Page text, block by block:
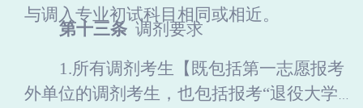
与调入专业初试科目相同或相近。
第十三条 调剂要求
1.所有调剂考生【既包括第一志愿报考
外单位的调剂考生，也包括报考“退役大学